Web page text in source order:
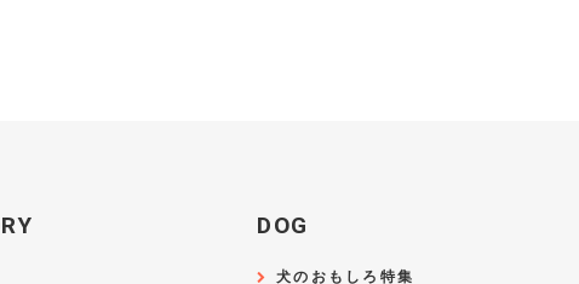
DOG
犬のおもしろ特集